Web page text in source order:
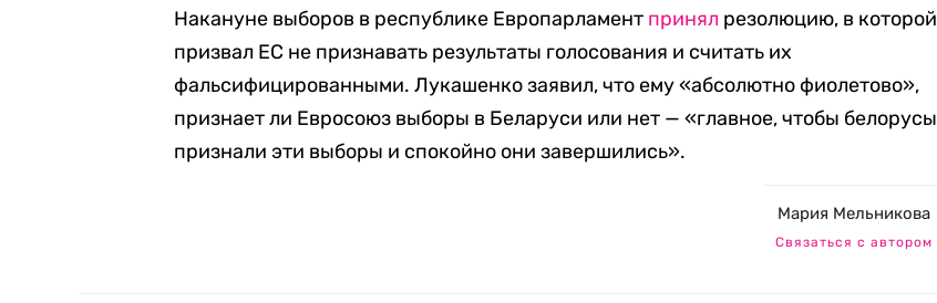
Накануне выборов в республике Европарламент принял резолюцию, в которой
призвал ЕС не признавать результаты голосования и считать их
фальсифицированными. Лукашенко заявил, что ему «абсолютно фиолетово»,
признает ли Евросоюз выборы в Беларуси или нет — «главное, чтобы белорусы
признали эти выборы и спокойно они завершились».
Мария Мельникова
Связаться с автором